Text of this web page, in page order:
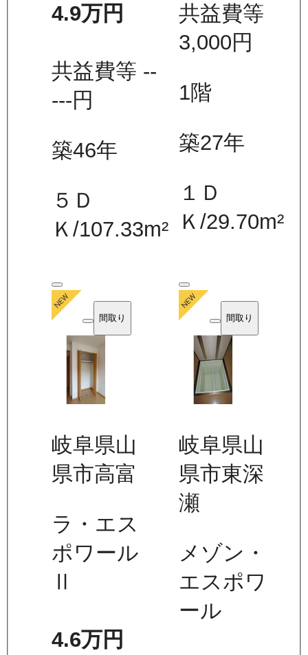
4.9万円
共益費等 --
---円
築46年
５Ｄ
Ｋ/107.33m²
共益費等
3,000円
1階
築27年
１Ｄ
Ｋ /29.70m²
間取り
岐阜県山
県市高富
ラ・エス
ポワール
Ⅱ
4.6万円
間取り
岐阜県山
県市東深
瀬
メゾン・
エスポワ
ール